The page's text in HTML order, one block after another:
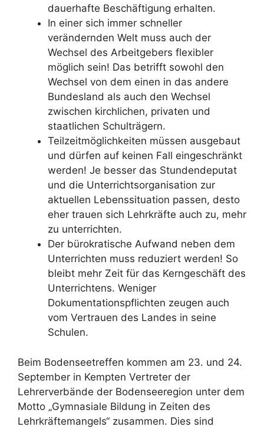
dauerhafte Beschäftigung erhalten.
In einer sich immer schneller
verändernden Welt muss auch der
Wechsel des Arbeitgebers flexibler
möglich sein! Das betrifft sowohl den
Wechsel von dem einen in das andere
Bundesland als auch den Wechsel
zwischen kirchlichen, privaten und
staatlichen Schulträgern.
Teilzeitmöglichkeiten müssen ausgebaut
und dürfen auf keinen Fall eingeschränkt
werden! Je besser das Stundendeputat
und die Unterrichtsorganisation zur
aktuellen Lebenssituation passen, desto
eher trauen sich Lehrkräfte auch zu, mehr
zu unterrichten.
Der bürokratische Aufwand neben dem
Unterrichten muss reduziert werden! So
bleibt mehr Zeit für das Kerngeschäft des
Unterrichtens. Weniger
Dokumentationspflichten zeugen auch
vom Vertrauen des Landes in seine
Schulen.
Beim Bodenseetreffen kommen am 23. und 24.
September in Kempten Vertreter der
Lehrerverbände der Bodenseeregion unter dem
Motto „Gymnasiale Bildung in Zeiten des
Lehrkräftemangels“ zusammen. Dies sind